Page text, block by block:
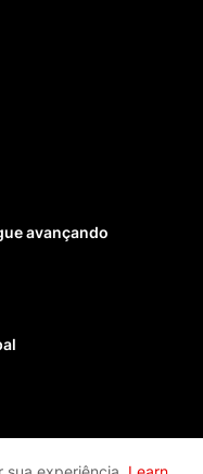
avançando